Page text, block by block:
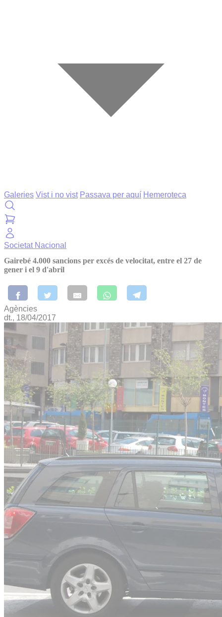
Galeries Vist i no vist Passava per aquí Hemeroteca
Societat Nacional
Gairebé 4.000 sancions per excés de velocitat, entre el 27 de
gener i el 9 d'abril
Agències
dt., 18/04/2017